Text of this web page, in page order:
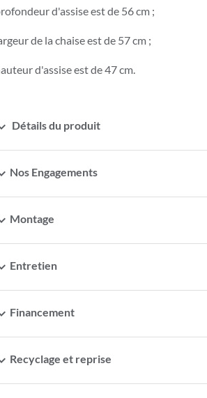
d'assise est de 56 cm ;
de la chaise est de 57 cm ;
d'assise est de 47 cm.
Détails du produit
Nos Engagements
Montage
Entretien
Financement
Recyclage et reprise